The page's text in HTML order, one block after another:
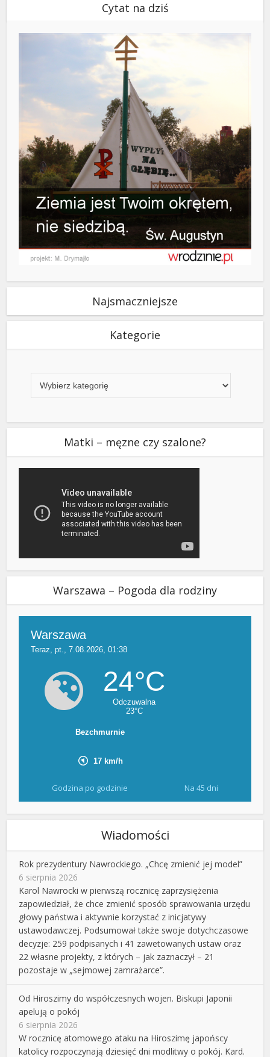
Cytat na dziś
Najsmaczniejsze
Kategorie
Matki – męzne czy szalone?
Warszawa – Pogoda dla rodziny
Godzina po godzinie Na 45 dni
Wiadomości
Rok prezydentury Nawrockiego. „Chcę zmienić jej model”
6 sierpnia 2026
Karol Nawrocki w pierwszą rocznicę zaprzysiężenia
zapowiedział, że chce zmienić sposób sprawowania urzędu
głowy państwa i aktywnie korzystać z inicjatywy
ustawodawczej. Podsumował także swoje dotychczasowe
decyzje: 259 podpisanych i 41 zawetowanych ustaw oraz
22 własne projekty, z których – jak zaznaczył – 21
pozostaje w „sejmowej zamrażarce”.
Od Hiroszimy do współczesnych wojen. Biskupi Japonii
apelują o pokój
6 sierpnia 2026
W rocznicę atomowego ataku na Hiroszimę japońscy
katolicy rozpoczynają dziesięć dni modlitwy o pokój. Kard.